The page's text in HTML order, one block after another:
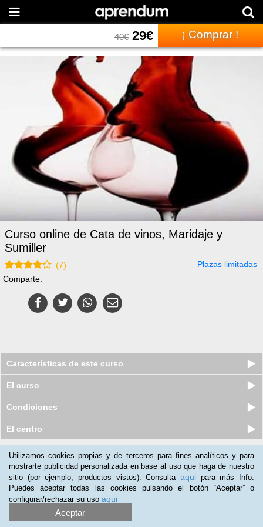
40€29€ ¡ Comprar !
Curso online de Cata de vinos, Maridaje y
Sumiller
(7)
Plazas limitadas
Comparte:
Características de este curso
El curso
Condiciones
El centro
Nuestros clientes opinan:
Gloria Villanueva(08-09-2019)
Lo utilizo como herramienta para optar a otra área laboral.Lo
recomendaría a amigos y compañeros que me pidan la opinión
del curso.
Utilizamos cookies propias y de terceros para fines analíticos y para
mostrarte publicidad personalizada en base al uso que haga de nuestro
sitio (por ejemplo, productos vistos). Consulta aqui para más Info.
Puedes aceptar todas las cookies pulsando el botón “Aceptar” o
configurar/rechazar su uso aqui
Aceptar